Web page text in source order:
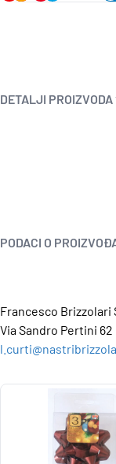
DETALJI PROIZVODA
PODACI O
Francesco Brizzolari
Via Sandro Pertini